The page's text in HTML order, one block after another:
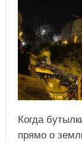
Когда
прямо о